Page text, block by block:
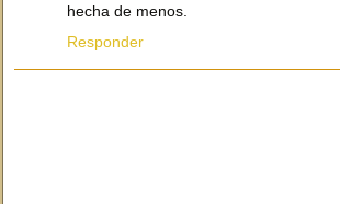
hecha de menos.
Responder